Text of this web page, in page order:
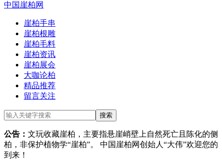
中国崖柏网
崖柏手串
崖柏根雕
崖柏毛料
崖柏资讯
崖柏展会
大咖论柏
精品推荐
留言关注
公告： 文玩收藏崖柏，主要指悬崖峭壁上自然死亡且陈化的侧
柏，非保护植物学“崖柏”。 中国崖柏网创始人“大伟”欢迎您的
到来！